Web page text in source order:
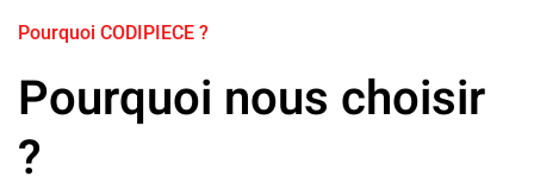
Pourquoi CODIPIECE ?
Pourquoi nous choisir
?